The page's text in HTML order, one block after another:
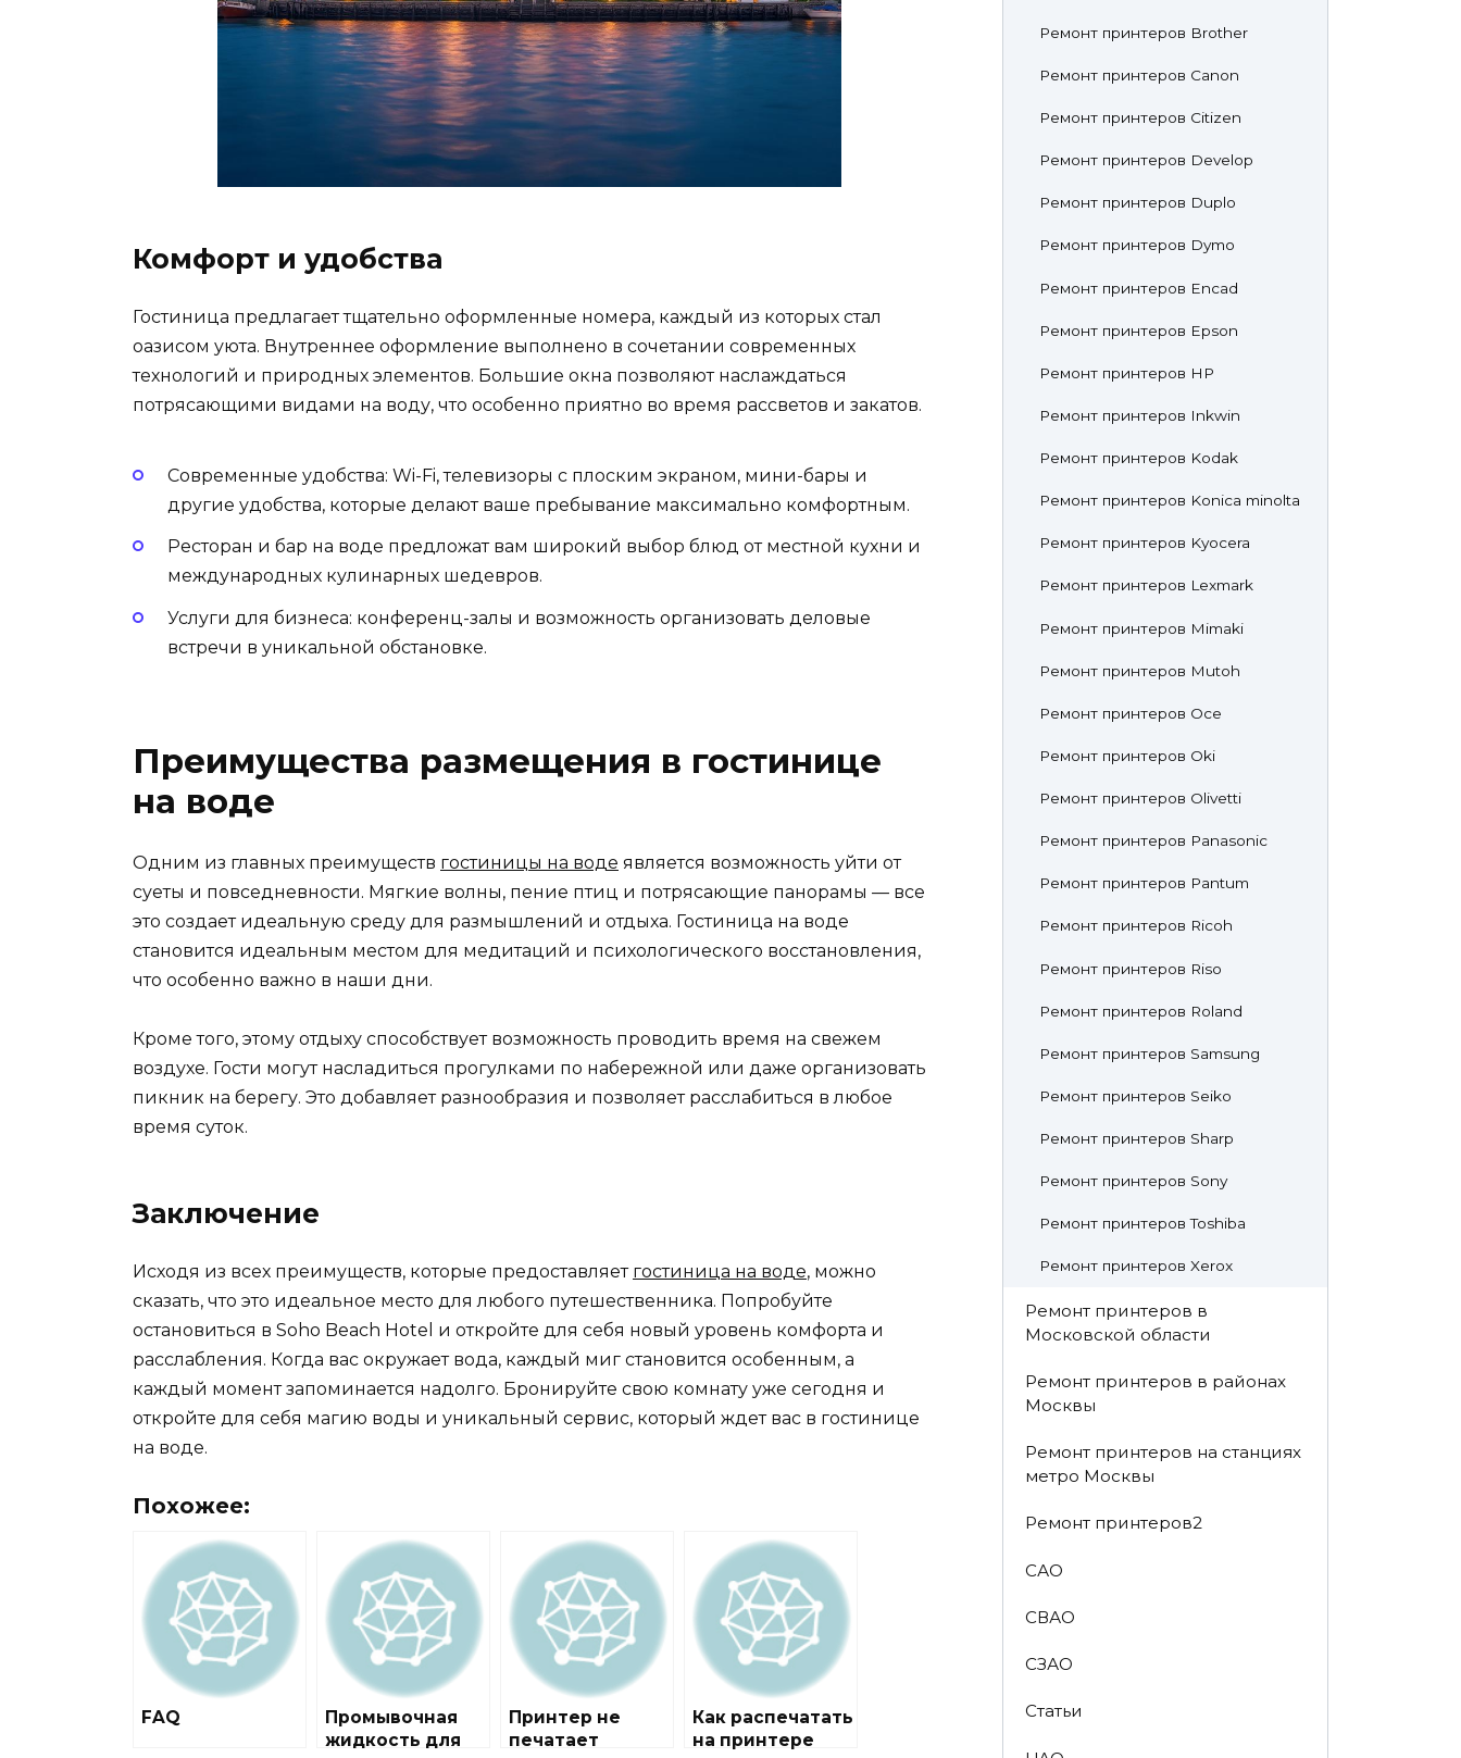
Комфорт и удобства
Гостиница предлагает тщательно оформленные номера, каждый из которых стал
оазисом уюта. Внутреннее оформление выполнено в сочетании современных
технологий и природных элементов. Большие окна позволяют наслаждаться
потрясающими видами на воду, что особенно приятно во время рассветов и закатов.
Современные удобства: Wi-Fi, телевизоры с плоским экраном, мини-бары и
другие удобства, которые делают ваше пребывание максимально комфортным.
Ресторан и бар на воде предложат вам широкий выбор блюд от местной кухни и
международных кулинарных шедевров.
Услуги для бизнеса: конференц-залы и возможность организовать деловые
встречи в уникальной обстановке.
Преимущества размещения в гостинице
на воде
Одним из главных преимуществ гостиницы на воде является возможность уйти от
суеты и повседневности. Мягкие волны, пение птиц и потрясающие панорамы — все
это создает идеальную среду для размышлений и отдыха. Гостиница на воде
становится идеальным местом для медитаций и психологического восстановления,
что особенно важно в наши дни.
Кроме того, этому отдыху способствует возможность проводить время на свежем
воздухе. Гости могут насладиться прогулками по набережной или даже организовать
пикник на берегу. Это добавляет разнообразия и позволяет расслабиться в любое
время суток.
Заключение
Исходя из всех преимуществ, которые предоставляет гостиница на воде, можно
сказать, что это идеальное место для любого путешественника. Попробуйте
остановиться в Soho Beach Hotel и откройте для себя новый уровень комфорта и
расслабления. Когда вас окружает вода, каждый миг становится особенным, а
каждый момент запоминается надолго. Бронируйте свою комнату уже сегодня и
откройте для себя магию воды и уникальный сервис, который ждет вас в гостинице
на воде.
Похожее:
FAQ
Промывочная
жидкость для
Принтер не
печатает
Как распечатать
на принтере
Ремонт принтеров Brother
Ремонт принтеров Canon
Ремонт принтеров Citizen
Ремонт принтеров Develop
Ремонт принтеров Duplo
Ремонт принтеров Dymo
Ремонт принтеров Encad
Ремонт принтеров Epson
Ремонт принтеров HP
Ремонт принтеров Inkwin
Ремонт принтеров Kodak
Ремонт принтеров Konica minolta
Ремонт принтеров Kyocera
Ремонт принтеров Lexmark
Ремонт принтеров Mimaki
Ремонт принтеров Mutoh
Ремонт принтеров Oce
Ремонт принтеров Oki
Ремонт принтеров Olivetti
Ремонт принтеров Panasonic
Ремонт принтеров Pantum
Ремонт принтеров Ricoh
Ремонт принтеров Riso
Ремонт принтеров Roland
Ремонт принтеров Samsung
Ремонт принтеров Seiko
Ремонт принтеров Sharp
Ремонт принтеров Sony
Ремонт принтеров Toshiba
Ремонт принтеров Xerox
Ремонт принтеров в
Московской области
Ремонт принтеров в районах
Москвы
Ремонт принтеров на станциях
метро Москвы
Ремонт принтеров2
САО
СВАО
СЗАО
Статьи